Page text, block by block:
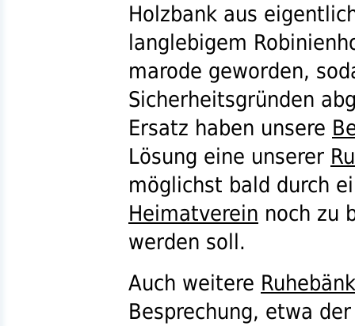
Holzbank aus
langlebigem
marode geworden,
Sicherheitsgründen
Ersatz haben unsere
Lösung eine unserer
möglichst bald durch
Heimatverein noch zu
werden soll.
Auch weitere
Besprechung, etwa